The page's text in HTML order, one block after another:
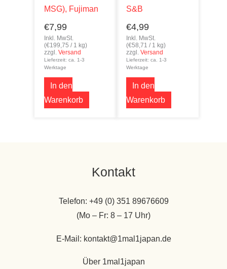
MSG), Fujiman
€7,99
Inkl. MwSt.
(€199,75 / 1 kg)
zzgl.Versand
Lieferzeit: ca. 1-3
Werktage
In den
Warenkorb
S&B
€4,99
Inkl. MwSt.
(€58,71 / 1 kg)
zzgl.Versand
Lieferzeit: ca. 1-3
Werktage
In den
Warenkorb
Kontakt
Telefon: +49 (0) 351 89676609
(Mo – Fr: 8 – 17 Uhr)
E-Mail: kontakt@1mal1japan.de
Über 1mal1japan